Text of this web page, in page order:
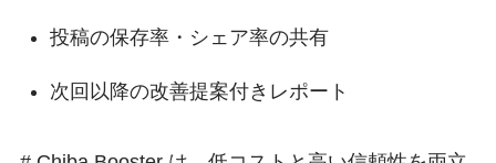
投稿の保存率・シェア率の共有
次回以降の改善提案付きレポート